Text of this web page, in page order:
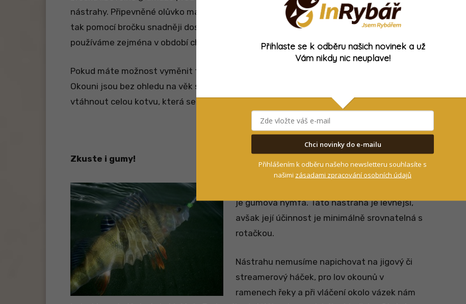
nástrahy. Připevněné olůvko má však i jiná uplatnění. Pokud hejno okounů stojí u dna,
tak pomocí bročku snadněji dostaneme naši nástrahu blíže k němu. Tento „vylepšovák“
používáme zejména v období chladnějších dnů.
Pokud máte možnost vyměnit trojháček na rotační třpytce za menší, udělejte to.
Okouni jsou bez ohledu na věk strašní hltavci, kvůli čemu často dokážou do sebe
vtáhnout celou kotvu, která se pak špatně vyprošťuje.
Zkuste i gumy!
je gumová nymfa. Tato nástraha je levnější,
avšak její účinnost je minimálně srovnatelná s
rotačkou.
Nástrahu nemusíme napichovat na jigový či
streamerový háček, pro lov okounů v
ramenech řeky a při vláčení okolo vázek nám
Přihlaste se k odběru našich novinek a už
Vám nikdy nic neuplave!
Chci novinky do e-mailu
Přihlášením k odběru našeho newsletteru souhlasíte s
našimi zásadami zpracování osobních údajů